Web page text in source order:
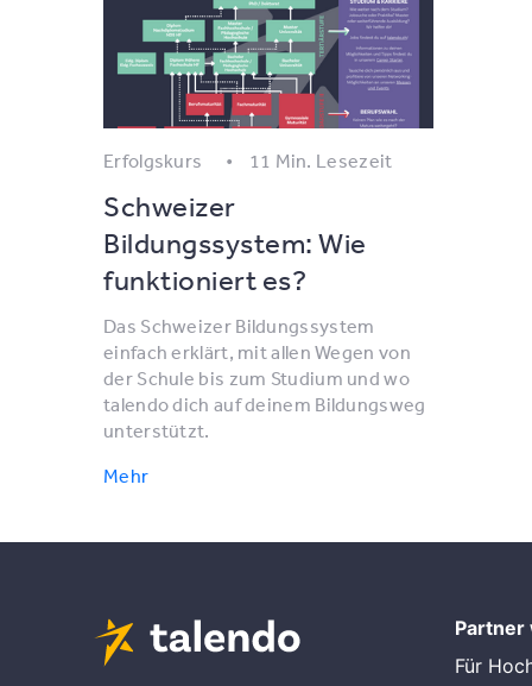
Erfolgskurs 11 Min. Lesezeit
Schweizer
Bildungssystem: Wie
funktioniert es?
Das Schweizer Bildungssystem
einfach erklärt, mit allen Wegen von
der Schule bis zum Studium und wo
talendo dich auf deinem Bildungsweg
unterstützt.
Mehr
Partner
Für